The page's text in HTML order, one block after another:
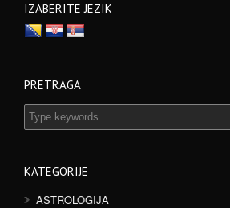
IZABERITE JEZIK
PRETRAGA
KATEGORIJE
ASTROLOGIJA